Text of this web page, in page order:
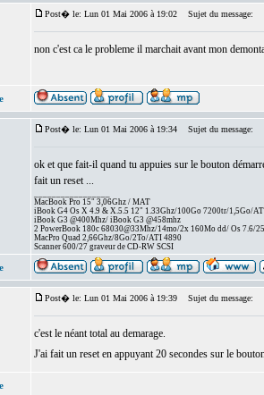
Post� le: Lun 01 Mai 2006 à 19:02 Sujet du message:
non c'est ca le probleme il marchait avant mon
Post� le: Lun 01 Mai 2006 à 19:34 Sujet du message:
ok et que fait-il quand tu appuies sur le bouton
fait un reset ...
MacBook Pro 15" 3,06Ghz / MAT
iBook G4 Os X 4.9 & X.5.5 12" 1.33Ghz/100Go 7200tr/1,5Go/
iBook G3 @400Mhz/ iBook G3 @458mhz
2 PowerBook 180c 68030@33Mhz/14mo/2x 160Mo dd/ Os 7.6/
MacPro Quad 2,66Ghz/8Go/2To/ATI 4890
Scanner 600/27 graveur de CD-RW SCSI
Post� le: Lun 01 Mai 2006 à 19:39 Sujet du message:
c'est le néant total au demarage.
J'ai fait un reset en appuyant 20 secondes sur le